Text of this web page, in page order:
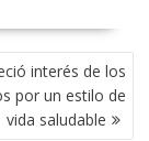
interés de los
por un estilo de
vida saludable